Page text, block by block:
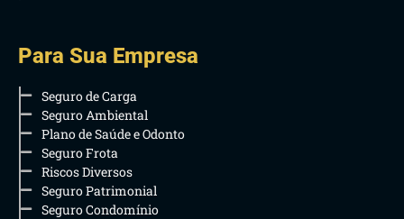
Para Sua Empresa
Seguro de Carga
Seguro Ambiental
Plano de Saúde e Odonto
Seguro Frota
Riscos Diversos
Seguro Patrimonial
Seguro Condomínio